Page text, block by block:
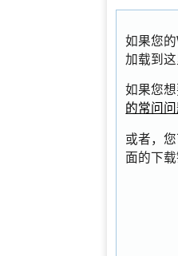
如果您
加载到这
如果您
的常问
或者，
面的下载